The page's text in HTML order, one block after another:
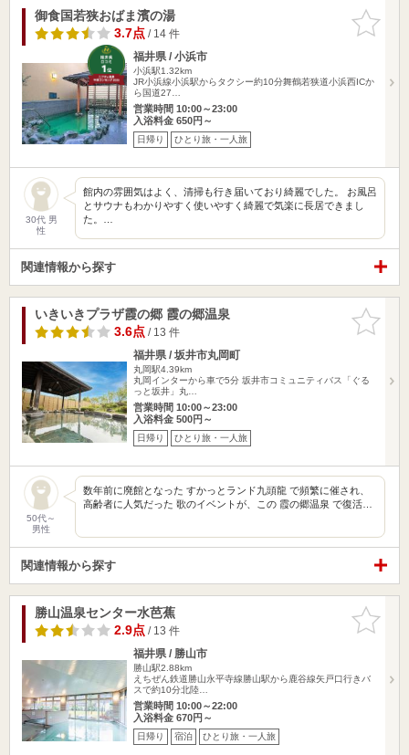
お気に入
りに追加
御食国若狭おばま濱の湯
3.7点/ 14 件
福井県 / 小浜市
小浜駅1.32km
JR小浜線小浜駅からタクシー約10分舞鶴若狭道小浜西ICか
ら国道27…
営業時間 10:00～23:00
入浴料金 650円～
日帰り ひとり旅・一人旅
30代 男
性
館内の雰囲気はよく、清掃も行き届いており綺麗でした。 お風呂
とサウナもわかりやすく使いやすく綺麗で気楽に長居できまし
た。…
関連情報から探す
お気に入
りに追加
いきいきプラザ霞の郷 霞の郷温泉
3.6点/ 13 件
福井県 / 坂井市丸岡町
丸岡駅4.39km
丸岡インターから車で5分 坂井市コミュニティバス「ぐる
っと坂井」丸…
営業時間 10:00～23:00
入浴料金 500円～
日帰り ひとり旅・一人旅
50代～
男性
数年前に廃館となった すかっとランド九頭龍 で頻繁に催され、
高齢者に人気だった 歌のイベントが、この 霞の郷温泉 で復活…
関連情報から探す
お気に入
りに追加
勝山温泉センター水芭蕉
2.9点/ 13 件
福井県 / 勝山市
勝山駅2.88km
えちぜん鉄道勝山永平寺線勝山駅から鹿谷線矢戸口行きバ
スで約10分北陸…
営業時間 10:00～22:00
入浴料金 670円～
日帰り 宿泊 ひとり旅・一人旅